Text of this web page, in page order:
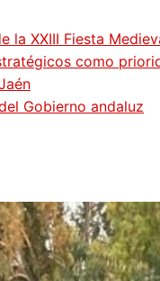
la XXIII Fiesta
como
Gobierno andaluz